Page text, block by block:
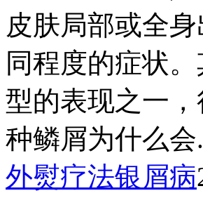
皮肤局部或全
同程度的症状
型的表现之一
种鳞屑为什么会
外熨疗法银屑病